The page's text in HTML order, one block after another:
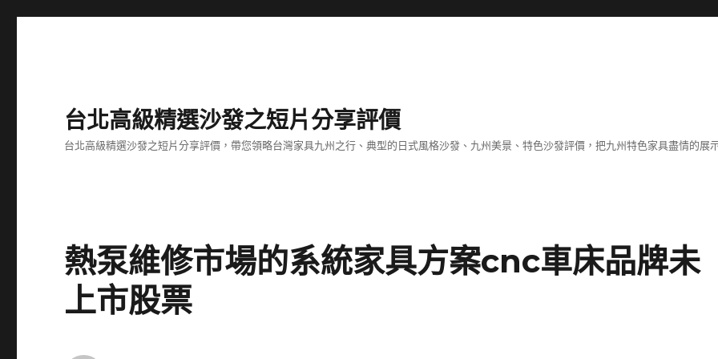
台北高級精選沙發之短片分享評價
台北高級精選沙發之短片分享評價，帶您領略台灣家具九州之行、典型的日式風格沙發、九州美景、特色沙發評價，把九州特色家具盡情的展
熱泵維修市場的系統家具方案cnc車床品牌未
上市股票